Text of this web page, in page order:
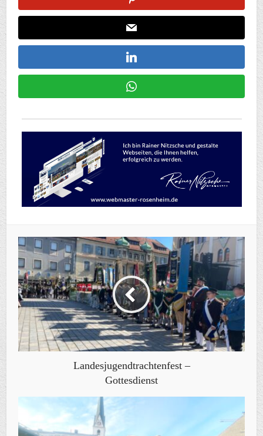
Landesjugendtrachtenfest –
Gottesdienst